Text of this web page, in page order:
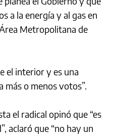
a la energía y al gas en
Metropolitana de
el interior y es una
más o menos votos”.
el radical opinó que “es
aclaró que “no hay un